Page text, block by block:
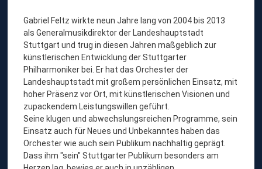
Gabriel Feltz wirkte neun Jahre lang von 2004 bis 2013
als Generalmusikdirektor der Landeshauptstadt
Stuttgart und trug in diesen Jahren maßgeblich zur
künstlerischen Entwicklung der Stuttgarter
Philharmoniker bei. Er hat das Orchester der
Landeshauptstadt mit großem persönlichen Einsatz, mit
hoher Präsenz vor Ort, mit künstlerischen Visionen und
zupackendem Leistungswillen geführt.
Seine klugen und abwechslungsreichen Programme, sein
Einsatz auch für Neues und Unbekanntes haben das
Orchester wie auch sein Publikum nachhaltig geprägt.
Dass ihm "sein" Stuttgarter Publikum besonders am